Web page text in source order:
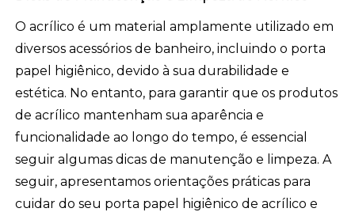
O acrílico é um material amplamente utilizado em
diversos acessórios de banheiro, incluindo o porta
papel higiênico, devido à sua durabilidade e
estética. No entanto, para garantir que os produtos
de acrílico mantenham sua aparência e
funcionalidade ao longo do tempo, é essencial
seguir algumas dicas de manutenção e limpeza. A
seguir, apresentamos orientações práticas para
cuidar do seu porta papel higiênico de acrílico e